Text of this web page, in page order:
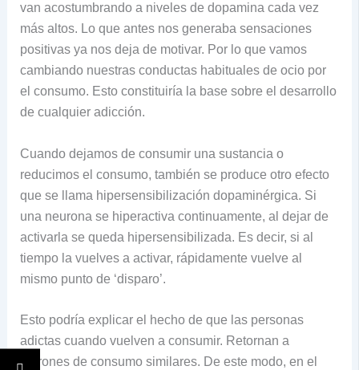
van acostumbrando a niveles de dopamina cada vez
más altos. Lo que antes nos generaba sensaciones
positivas ya nos deja de motivar. Por lo que vamos
cambiando nuestras conductas habituales de ocio por
el consumo. Esto constituiría la base sobre el desarrollo
de cualquier adicción.
Cuando dejamos de consumir una sustancia o
reducimos el consumo, también se produce otro efecto
que se llama hipersensibilización dopaminérgica. Si
una neurona se hiperactiva continuamente, al dejar de
activarla se queda hipersensibilizada. Es decir, si al
tiempo la vuelves a activar, rápidamente vuelve al
mismo punto de ‘disparo’.
Esto podría explicar el hecho de que las personas
adictas cuando vuelven a consumir. Retornan a
patrones de consumo similares. De este modo, en el